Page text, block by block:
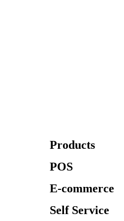
Products
POS
E-commerce
Self Service